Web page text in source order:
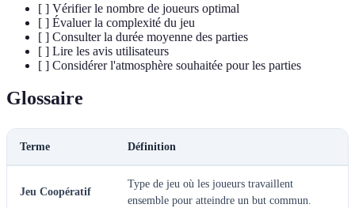
[ ] Vérifier le nombre de joueurs optimal
[ ] Évaluer la complexité du jeu
[ ] Consulter la durée moyenne des parties
[ ] Lire les avis utilisateurs
[ ] Considérer l'atmosphère souhaitée pour les parties
Glossaire
Terme Définition
Jeu Coopératif
Type de jeu où les joueurs travaillent
ensemble pour atteindre un but commun.